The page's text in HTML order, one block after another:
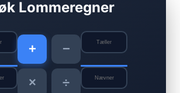
Lommeregner
+ −
× ÷